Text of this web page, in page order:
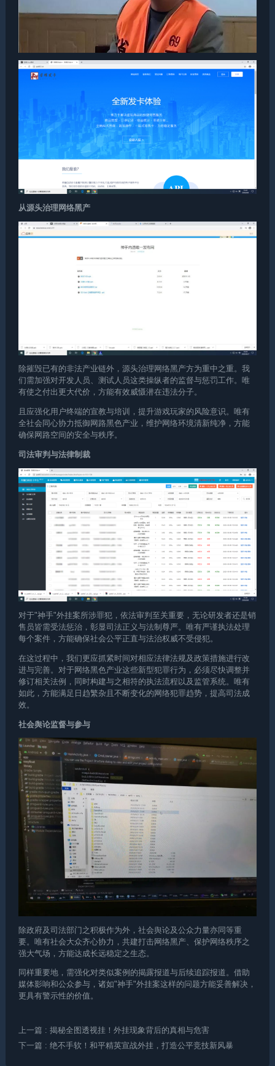
从源头治理网络黑产
除摧毁已有的非法产业链外，源头治理网络黑产方为重中之重。我
们需加强对开发人员、测试人员这类操纵者的监督与惩罚工作。唯
有使之付出更大代价，方能有效威慑潜在违法分子。
且应强化用户终端的宣教与培训，提升游戏玩家的风险意识。唯有
全社会同心协力抵御网路黑色产业，维护网络环境清新纯净，方能
确保网路空间的安全与秩序。
司法审判与法律制裁
对于"神手"外挂案所涉罪犯，依法审判至关重要，无论研发者还是销
售员皆需受法惩治，彰显司法正义与法制尊严。唯有严谨执法处理
每个案件，方能确保社会公平正直与法治权威不受侵犯。
在这过程中，我们更应抓紧时间对相应法律法规及政策措施进行改
进与完善。对于网络黑色产业这些新型犯罪行为，必须尽快调整并
修订相关法例，同时构建与之相符的执法流程以及监管系统。唯有
如此，方能满足日趋繁杂且不断变化的网络犯罪趋势，提高司法成
效。
社会舆论监督与参与
除政府及司法部门之积极作为外，社会舆论及公众力量亦同等重
要。唯有社会大众齐心协力，共建打击网络黑产、保护网络秩序之
强大气场，方能达成长远稳定之生态。
同样重要地，需强化对类似案例的揭露报道与后续追踪报道。借助
媒体影响和公众参与，诸如"神手"外挂案这样的问题方能妥善解决，
更具有警示性的价值。
上一篇 : 揭秘全图透视挂！外挂现象背后的真相与危害
下一篇 : 绝不手软！和平精英宣战外挂，打造公平竞技新风暴